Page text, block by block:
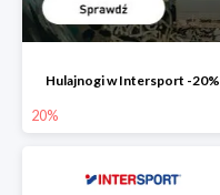
Hulajnogi w Intersport -20%
20%